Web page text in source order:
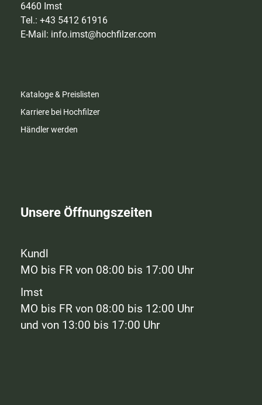
6460 Imst
Tel.: +43 5412 61916
E-Mail: info.imst@hochfilzer.com
Kataloge & Preislisten
Karriere bei Hochfilzer
Händler werden
Unsere Öffnungszeiten
Kundl
MO bis FR von 08:00 bis 17:00 Uhr
Imst
MO bis FR von 08:00 bis 12:00 Uhr
und von 13:00 bis 17:00 Uhr